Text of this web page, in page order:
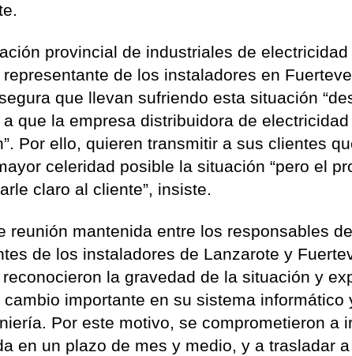
provincial de industriales de
de los instaladores en
que llevan sufriendo esta situación
a que la empresa distribuidora de
Por ello, quieren transmitir a sus clientes
celeridad posible la situación “pero el
claro al cliente”, insiste.
reunión mantenida entre los responsables
de los instaladores de Lanzarote y
la gravedad de la situación y
importante en su sistema informático
Por este motivo, se comprometieron a
en un plazo de mes y medio, y a trasladar